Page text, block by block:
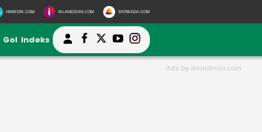
HIMEDIK.COM IKLANDISINI.COM SERBADA.COM
Gol Indeks